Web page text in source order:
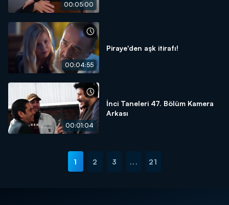
00:05:00
00:04:55
Piraye'den aşk itirafı!
00:01:04
İnci Taneleri 47. Bölüm Kamera
Arkası
1 2 3 ... 21